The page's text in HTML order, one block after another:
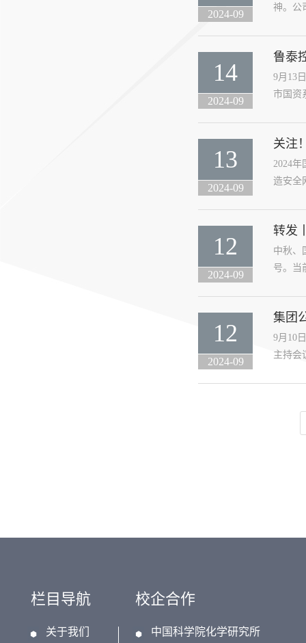
2024-09
神。公
14
2024-09
鲁泰
9月13
市国资
13
2024-09
关注
2024年
造安全
12
2024-09
转发
中秋、
号。当
12
2024-09
集团
9月10
主持会
栏目导航
关于我们
校企合作
中国科学院化学研究所